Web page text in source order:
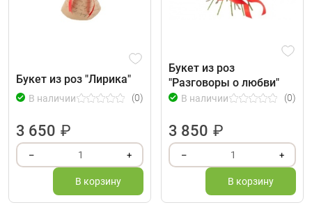
Букет из роз "Лирика"
В наличии (0)
3 650 ₽
– 1 +
В корзину
Букет из роз
"Разговоры о любви"
В наличии (0)
3 850 ₽
– 1 +
В корзину